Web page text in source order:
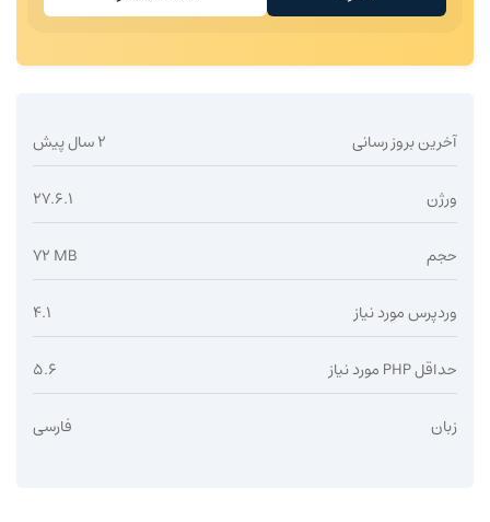
آخرین بروز رسانی 2 سال پیش
ورژن 27.6.1
حجم 72 MB
وردپرس مورد نیاز 4.1
حداقل PHP مورد نیاز 5.6
زبان فارسی